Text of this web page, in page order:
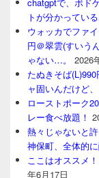
トが分かっている
ウォッカでファ
円＠翠雲(すいう
ゃない…。
2026
たぬきそば
ャ固いんだけど
ローストポーク
レー食べ放題！
熱々じゃないと
神保町、全体的に
ここはオススメ
年6月17日